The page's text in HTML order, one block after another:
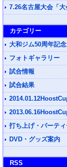
7.26名古屋大会「大
カテゴリー
大和ジム50周年記
フォトギャラリー
試合情報
試合結果
打ち上げ・パーテ
DVD・グッズ案内
RSS